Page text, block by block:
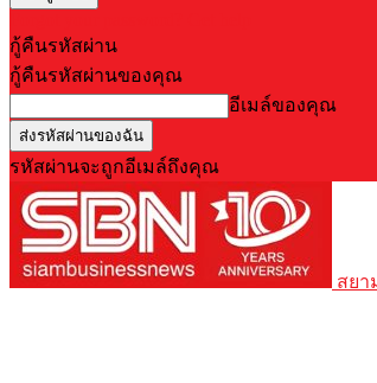
กู้คืนรหัสผ่าน
กู้คืนรหัสผ่านของคุณ
อีเมล์ของคุณ
รหัสผ่านจะถูกอีเมล์ถึงคุณ
สยา